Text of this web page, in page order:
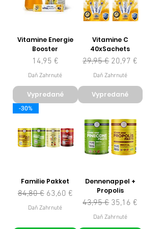
Vitamine Energie
Booster
Cena
14,95 €
Daň Zahrnuté
Vypredané
Vitamine C
40xSachets
Normálna cena
29,95 € Zľavnená cena
20,97 €
Daň Zahrnuté
Vypredané
-30%
Familie Pakket
Normálna cena
84,80 € Zľavnená cena
63,60 €
Daň Zahrnuté
Dennenappel +
Propolis
Normálna cena
43,95 € Zľavnená cena
35,16 €
Daň Zahrnuté